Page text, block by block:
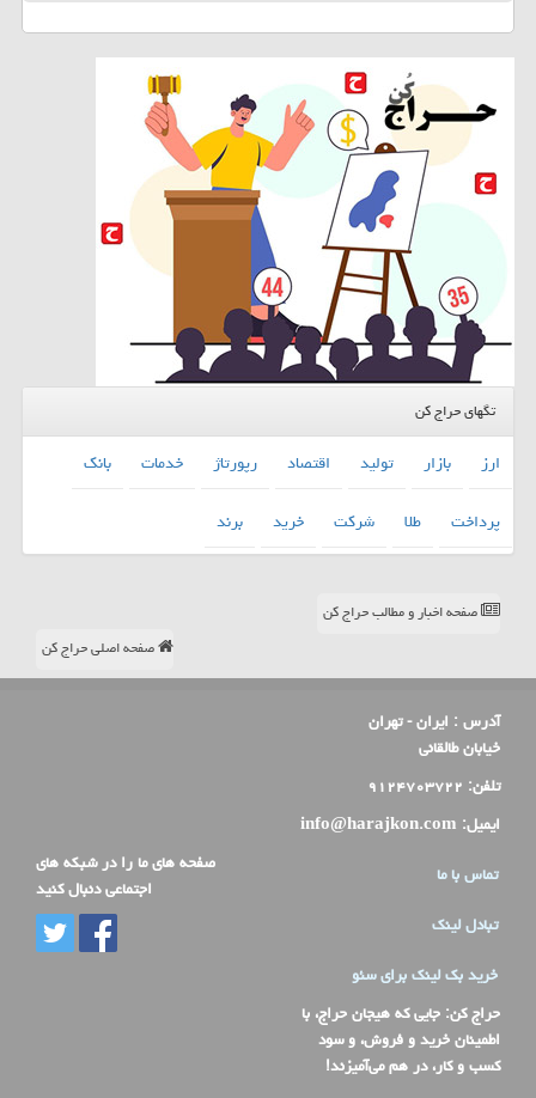
تگهای حراج کن
ارز بازار تولید اقتصاد رپورتاژ خدمات
بانك
پرداخت
طلا شركت خرید برند
صفحه اخبار و مطالب حراج کن
صفحه اصلی حراج کن
آدرس : ایران - تهران
خیابان طالقانی
تلفن: ۹۱۲۴۷۰۳۷۲۲
ایمیل: info@harajkon.com
تماس با ما
تبادل لینک
خرید بک لینک برای سئو
حراج کن: جایی که هیجان حراج، با
اطمینان خرید و فروش، و سود
کسب و کار، در هم می‌آمیزند!
صفحه های ما را در شبکه های
اجتماعی دنبال کنید